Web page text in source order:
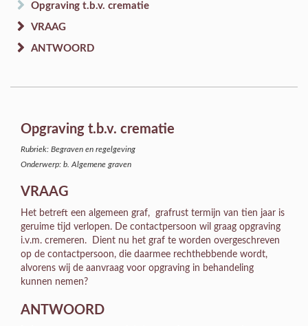
Opgraving t.b.v. crematie
VRAAG
ANTWOORD
Opgraving t.b.v. crematie
Rubriek: Begraven en regelgeving
Onderwerp: b. Algemene graven
VRAAG
Het betreft een algemeen graf, grafrust termijn van tien jaar is
geruime tijd verlopen. De contactpersoon wil graag opgraving
i.v.m. cremeren. Dient nu het graf te worden overgeschreven
op de contactpersoon, die daarmee rechthebbende wordt,
alvorens wij de aanvraag voor opgraving in behandeling
kunnen nemen?
ANTWOORD